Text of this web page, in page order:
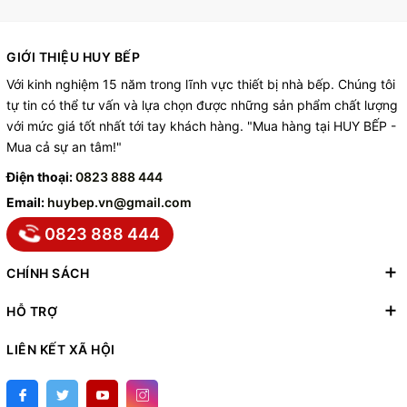
GIỚI THIỆU HUY BẾP
Với kinh nghiệm 15 năm trong lĩnh vực thiết bị nhà bếp. Chúng tôi
tự tin có thể tư vấn và lựa chọn được những sản phẩm chất lượng
với mức giá tốt nhất tới tay khách hàng. "Mua hàng tại HUY BẾP -
Mua cả sự an tâm!"
Điện thoại:0823 888 444
Email: huybep.vn@gmail.com
0823 888 444
CHÍNH SÁCH
HỖ TRỢ
LIÊN KẾT XÃ HỘI